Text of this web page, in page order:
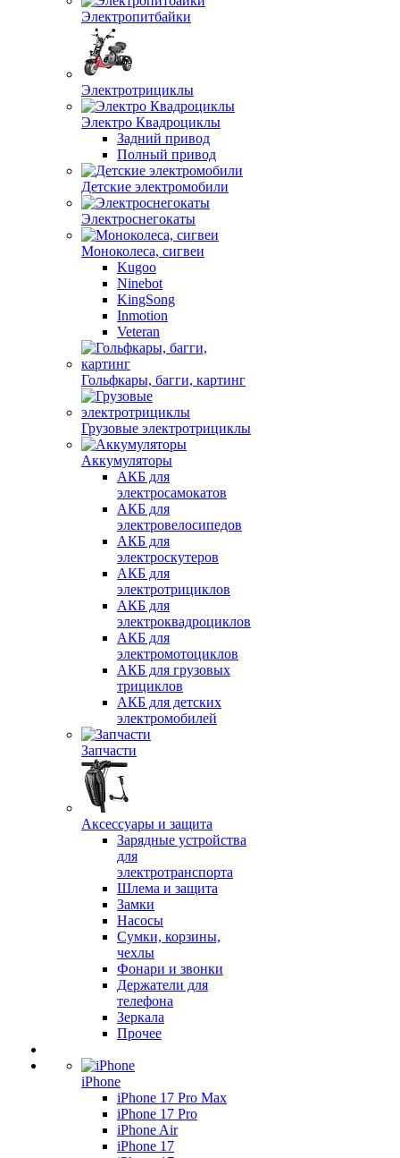
Электропитбайки
Электротрициклы
Электро Квадроциклы
Задний привод
Полный привод
Детские электромобили
Электроснегокаты
Моноколеса, сигвеи
Kugoo
Ninebot
KingSong
Inmotion
Veteran
Гольфкары, багги, картинг
Грузовые электротрициклы
Аккумуляторы
АКБ для
электросамокатов
АКБ для
электровелосипедов
АКБ для
электроскутеров
АКБ для
электротрициклов
АКБ для
электроквадроциклов
АКБ для
электромотоциклов
АКБ для грузовых
трициклов
АКБ для детских
электромобилей
Запчасти
Аксессуары и защита
Зарядные устройства
для
электротранспорта
Шлема и защита
Замки
Насосы
Сумки, корзины,
чехлы
Фонари и звонки
Держатели для
телефона
Зеркала
Прочее
iPhone
iPhone 17 Pro Max
iPhone 17 Pro
iPhone Air
iPhone 17